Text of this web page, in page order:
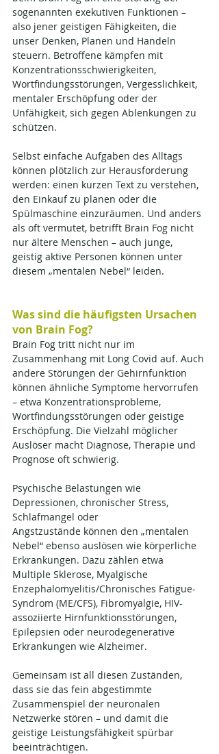
sogenannten exekutiven Funktionen –
also jener geistigen Fähigkeiten, die
unser Denken, Planen und Handeln
steuern. Betroffene kämpfen mit
Konzentrationsschwierigkeiten,
Wortfindungsstörungen, Vergesslichkeit,
mentaler Erschöpfung oder der
Unfähigkeit, sich gegen Ablenkungen zu
schützen.
Selbst einfache Aufgaben des Alltags
können plötzlich zur Herausforderung
werden: einen kurzen Text zu verstehen,
den Einkauf zu planen oder die
Spülmaschine einzuräumen. Und anders
als oft vermutet, betrifft Brain Fog nicht
nur ältere Menschen – auch junge,
geistig aktive Personen können unter
diesem „mentalen Nebel“ leiden.
Was sind die häufigsten Ursachen
von Brain Fog?
Brain Fog tritt nicht nur im
Zusammenhang mit Long Covid auf. Auch
andere Störungen der Gehirnfunktion
können ähnliche Symptome hervorrufen
– etwa Konzentrationsprobleme,
Wortfindungsstörungen oder geistige
Erschöpfung. Die Vielzahl möglicher
Auslöser macht Diagnose, Therapie und
Prognose oft schwierig.
Psychische Belastungen wie
Depressionen, chronischer Stress,
Schlafmangel oder
Angstzustände können den „mentalen
Nebel“ ebenso auslösen wie körperliche
Erkrankungen. Dazu zählen etwa
Multiple Sklerose, Myalgische
Enzephalomyelitis/Chronisches Fatigue-
Syndrom (ME/CFS), Fibromyalgie, HIV-
assoziierte Hirnfunktionsstörungen,
Epilepsien oder neurodegenerative
Erkrankungen wie Alzheimer.
Gemeinsam ist all diesen Zuständen,
dass sie das fein abgestimmte
Zusammenspiel der neuronalen
Netzwerke stören – und damit die
geistige Leistungsfähigkeit spürbar
beeinträchtigen.